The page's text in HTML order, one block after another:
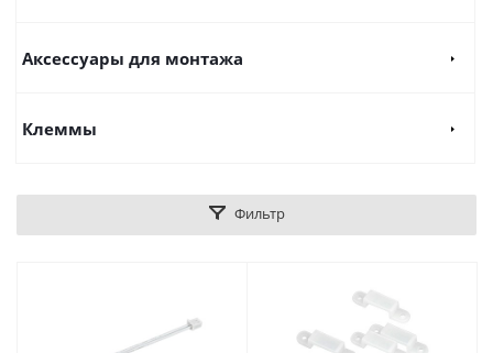
Аксессуары для монтажа
Клеммы
Фильтр